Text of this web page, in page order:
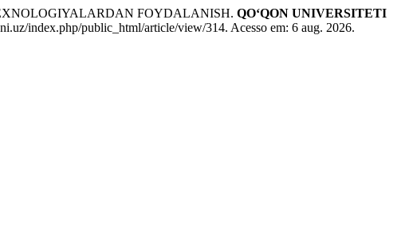
FOYDALANISH. QO‘QON UNIVERSITETI
index.php/public_html/article/view/314. Acesso em: 6 aug. 2026.